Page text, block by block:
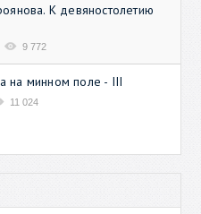
К девяностолетию
9 772
на минном поле - III
11 024